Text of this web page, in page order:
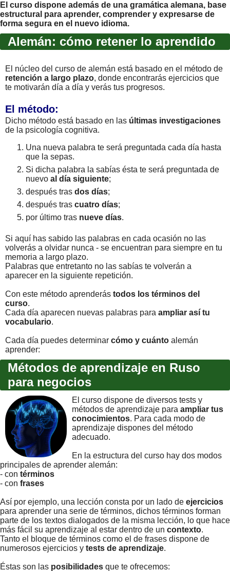
El curso dispone además de una gramática alemana, base
estructural para aprender, comprender y expresarse de
forma segura en el nuevo idioma.
Alemán: cómo retener lo aprendido
El núcleo del curso de alemán está basado en el método de
retención a largo plazo, donde encontrarás ejercicios que
te motivarán día a día y verás tus progresos.
El método:
Dicho método está basado en las últimas investigaciones
de la psicología cognitiva.
Una nueva palabra te será preguntada cada día hasta
que la sepas.
Si dicha palabra la sabías ésta te será preguntada de
nuevo al día siguiente;
después tras dos días;
después tras cuatro días;
por último tras nueve días.
Si aquí has sabido las palabras en cada ocasión no las
volverás a olvidar nunca - se encuentran para siempre en tu
memoria a largo plazo.
Palabras que entretanto no las sabías te volverán a
aparecer en la siguiente repetición.
Con este método aprenderás todos los términos del
curso.
Cada día aparecen nuevas palabras para ampliar así tu
vocabulario.
Cada día puedes determinar cómo y cuánto alemán
aprender:
Métodos de aprendizaje en Ruso
para negocios
El curso dispone de diversos tests y
métodos de aprendizaje para ampliar tus
conocimientos. Para cada modo de
aprendizaje dispones del método
adecuado.
En la estructura del curso hay dos modos
principales de aprender alemán:
- con términos
- con frases
Así por ejemplo, una lección consta por un lado de ejercicios
para aprender una serie de términos, dichos términos forman
parte de los textos dialogados de la misma lección, lo que hace
más fácil su aprendizaje al estar dentro de un contexto.
Tanto el bloque de términos como el de frases dispone de
numerosos ejercicios y tests de aprendizaje.
Éstas son las posibilidades que te ofrecemos: